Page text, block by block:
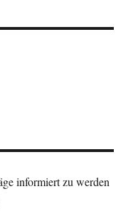
informiert zu werden